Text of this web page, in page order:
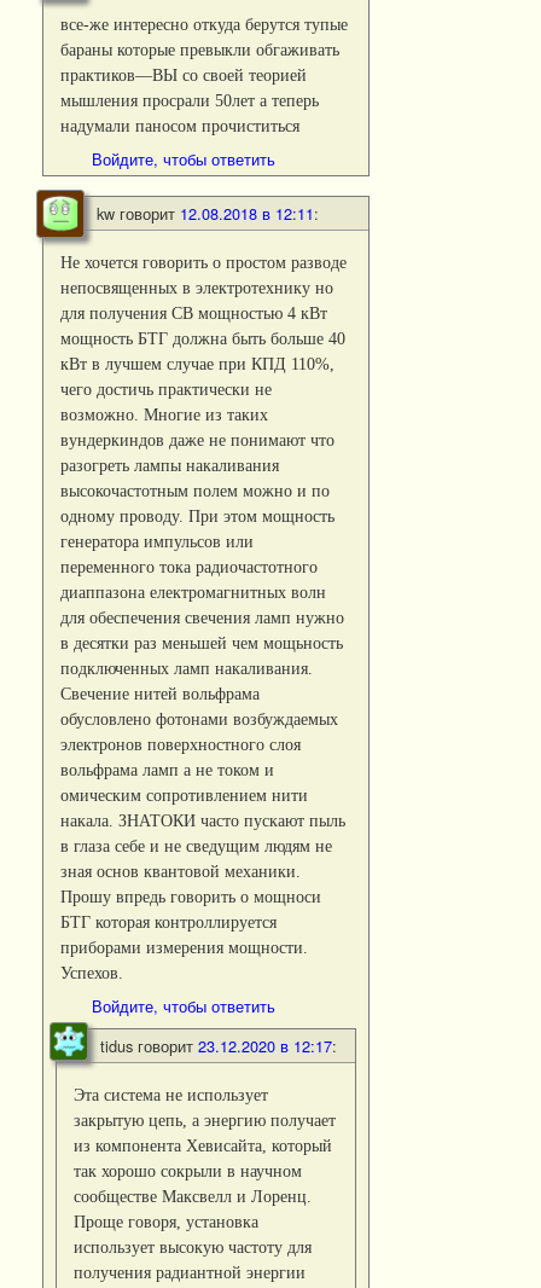
все-же интересно откуда берутся тупые
бараны которые превыкли обгаживать
практиков—ВЫ со своей теорией
мышления просрали 50лет а теперь
надумали паносом прочиститься
Войдите, чтобы ответить
kw говорит 12.08.2018 в 12:11:
Не хочется говорить о простом разводе
непосвященных в электротехнику но
для получения СВ мощностью 4 кВт
мощность БТГ должна быть больше 40
кВт в лучшем случае при КПД 110%,
чего достичь практически не
возможно. Многие из таких
вундеркиндов даже не понимают что
разогреть лампы накаливания
высокочастотным полем можно и по
одному проводу. При этом мощность
генератора импульсов или
переменного тока радиочастотного
диаппазона електромагнитных волн
для обеспечения свечения ламп нужно
в десятки раз меньшей чем мощьность
подключенных ламп накаливания.
Свечение нитей вольфрама
обусловлено фотонами возбуждаемых
электронов поверхностного слоя
вольфрама ламп а не током и
омическим сопротивлением нити
накала. ЗНАТОКИ часто пускают пыль
в глаза себе и не сведущим людям не
зная основ квантовой механики.
Прошу впредь говорить о мощноси
БТГ которая контроллируется
приборами измерения мощности.
Успехов.
Войдите, чтобы ответить
tidus говорит 23.12.2020 в 12:17:
Эта система не использует
закрытую цепь, а энергию получает
из компонента Хевисайта, который
так хорошо сокрыли в научном
сообществе Максвелл и Лоренц.
Проще говоря, установка
использует высокую частоту для
получения радиантной энергии